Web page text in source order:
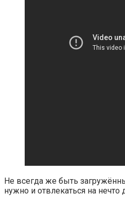
Не всегда же быть
нужно и отвлекаться на нечто